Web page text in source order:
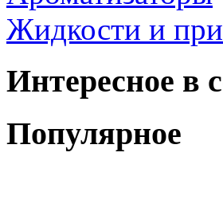
Жидкости и
Интересное в
Популярное